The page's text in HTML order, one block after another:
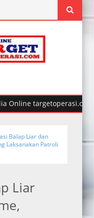
targetoperasi.com
Balap Liar dan
Laksanakan Patroli
Liar